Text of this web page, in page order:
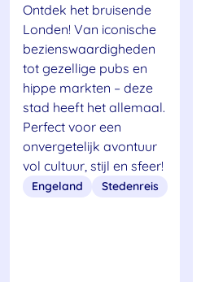
Ontdek het bruisende
Londen! Van iconische
bezienswaardigheden
tot gezellige pubs en
hippe markten – deze
stad heeft het allemaal.
Perfect voor een
onvergetelijk avontuur
vol cultuur, stijl en sfeer!
Engeland Stedenreis